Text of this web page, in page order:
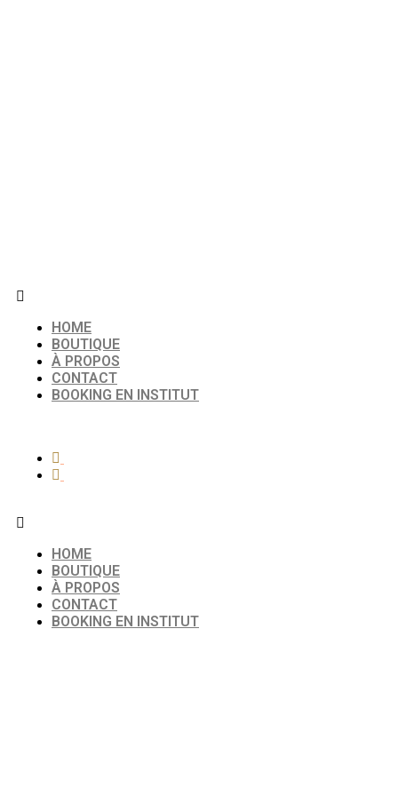
HOME
BOUTIQUE
À PROPOS
CONTACT
BOOKING EN INSTITUT
HOME
BOUTIQUE
À PROPOS
CONTACT
BOOKING EN INSTITUT